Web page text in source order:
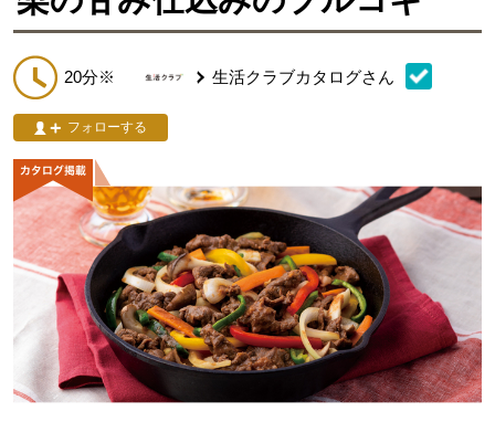
20分※ 生活クラブカタログさん
フォローする